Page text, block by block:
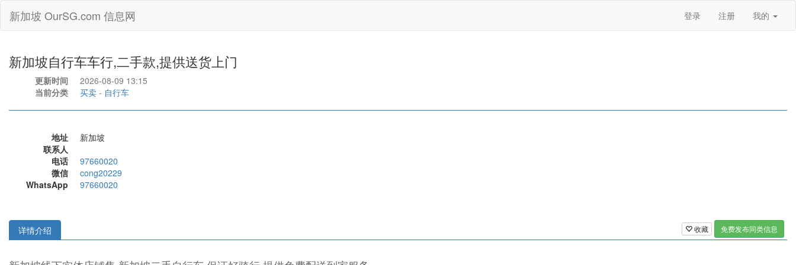
新加坡 OurSG.com 信息网 登录 注册 我的
新加坡自行车车行,二手款,提供送货上门
更新时间
2026-08-09 13:15
当前分类
买卖 - 自行车
地址
新加坡
联系人
电话
97660020
微信
cong20229
WhatsApp
97660020
收藏 免费发布同类信息
详情介绍